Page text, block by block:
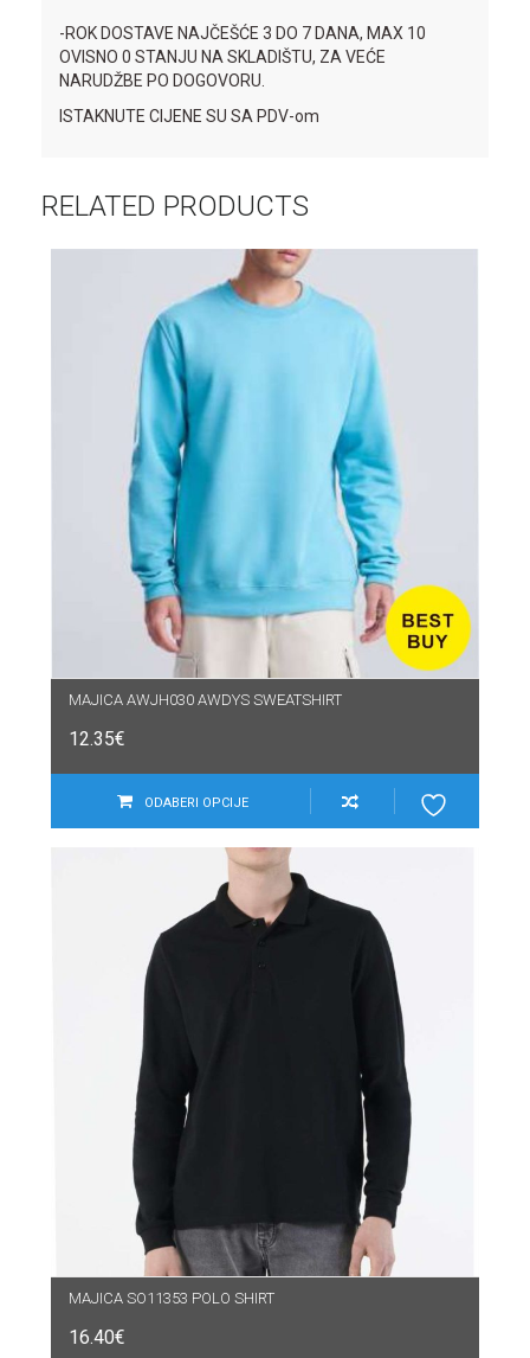
-ROK DOSTAVE NAJČEŠĆE 3 DO 7 DANA, MAX 10
OVISNO 0 STANJU NA SKLADIŠTU, ZA VEĆE
NARUDŽBE PO DOGOVORU.
ISTAKNUTE CIJENE SU SA PDV-om
RELATED PRODUCTS
MAJICA AWJH030 AWDYS SWEATSHIRT
12.35€
ODABERI OPCIJE
MAJICA SO11353 POLO SHIRT
16.40€